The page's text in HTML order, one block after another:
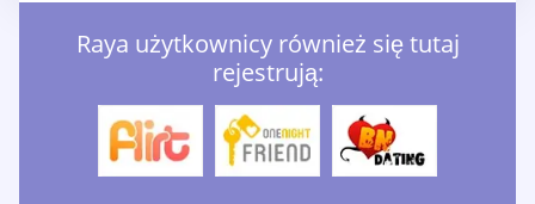
Raya użytkownicy również się tutaj
rejestrują: